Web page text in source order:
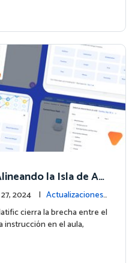
la Isla de Av
Aprendizaje en el
27, 2024 | Actualizaciones
cierra la brecha entre el
instrucción en el aula,